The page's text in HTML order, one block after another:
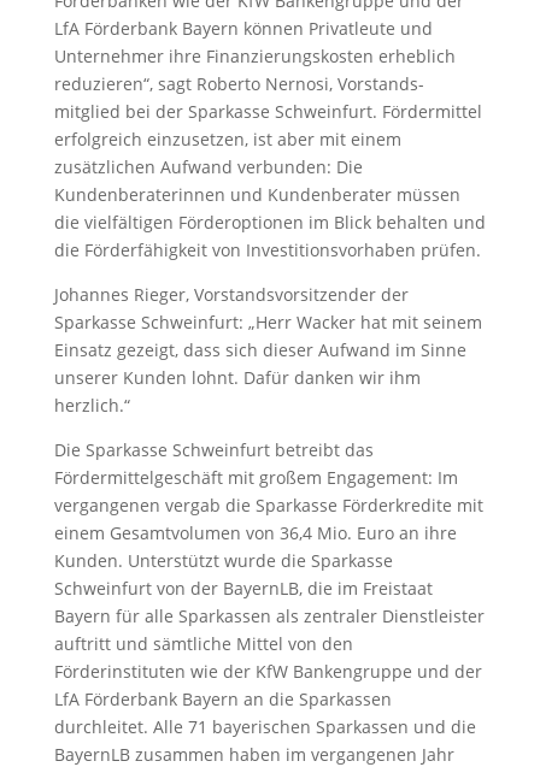
LfA Förderbank Bayern können Privatleute und
Unternehmer ihre Finanzierungskosten erheblich
reduzieren“, sagt Roberto Nernosi, Vorstands-
mitglied bei der Sparkasse Schweinfurt. Fördermittel
erfolgreich einzusetzen, ist aber mit einem
zusätzlichen Aufwand verbunden: Die
Kundenberaterinnen und Kundenberater müssen
die vielfältigen Förderoptionen im Blick behalten und
die Förderfähigkeit von Investitionsvorhaben prüfen.
Johannes Rieger, Vorstandsvorsitzender der
Sparkasse Schweinfurt: „Herr Wacker hat mit seinem
Einsatz gezeigt, dass sich dieser Aufwand im Sinne
unserer Kunden lohnt. Dafür danken wir ihm
herzlich.“
Die Sparkasse Schweinfurt betreibt das
Fördermittelgeschäft mit großem Engagement: Im
vergangenen vergab die Sparkasse Förderkredite mit
einem Gesamtvolumen von 36,4 Mio. Euro an ihre
Kunden. Unterstützt wurde die Sparkasse
Schweinfurt von der BayernLB, die im Freistaat
Bayern für alle Sparkassen als zentraler Dienstleister
auftritt und sämtliche Mittel von den
Förderinstituten wie der KfW Bankengruppe und der
LfA Förderbank Bayern an die Sparkassen
durchleitet. Alle 71 bayerischen Sparkassen und die
BayernLB zusammen haben im vergangenen Jahr